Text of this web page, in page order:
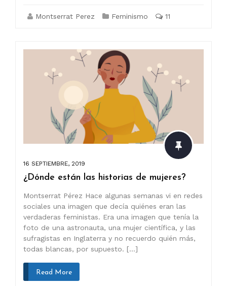
Montserrat Perez Feminismo 11
16 SEPTIEMBRE, 2019
¿Dónde están las historias de mujeres?
Montserrat Pérez Hace algunas semanas vi en redes
sociales una imagen que decía quiénes eran las
verdaderas feministas. Era una imagen que tenía la
foto de una astronauta, una mujer científica, y las
sufragistas en Inglaterra y no recuerdo quién más,
todas blancas, por supuesto. […]
Read More